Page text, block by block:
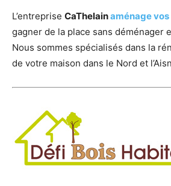
L’entreprise CaThelainaménage
gagner de la place sans déménager
Nous sommes spécialisés dans la
de votre maison dans le Nord et